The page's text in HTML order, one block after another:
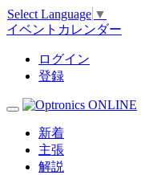
Select Language ▼
イベントカレンダー
ログイン
登録
新着
主張
解説